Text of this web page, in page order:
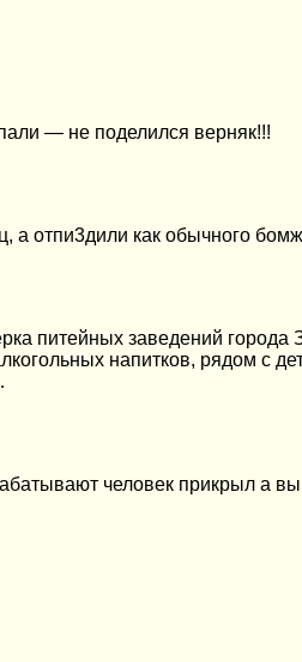
— не поделился верняк!!!
а отпи3дили как обычного
питейных заведений
напитков, рядом с
человек прикрыл а